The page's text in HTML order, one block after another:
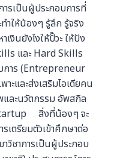
รเป็นผู้ประกอบการที่
ำให้น้องๆ รู้ลึก รู้จริง
งินยังไงให้ปั๊วะ ให้ปัง
และ Hard Skills
าร (Entrepreneur
ะและส่งเสริมไอเดียคน
ละนวัตกรรม อัพสกิล
สิ่งที่น้องๆ จะ
เตรียมตัวเข้าศึกษาต่อ
วิชาการเป็นผู้ประกอบ